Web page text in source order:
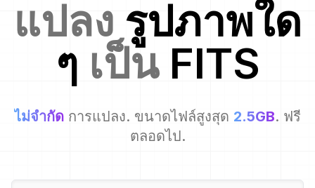
แปลง รูปภาพใด
ๆ เป็น FITS
ไม่จำกัด การแปลง. ขนาดไฟล์สูงสุด 2.5GB. ฟรี
ตลอดไป.